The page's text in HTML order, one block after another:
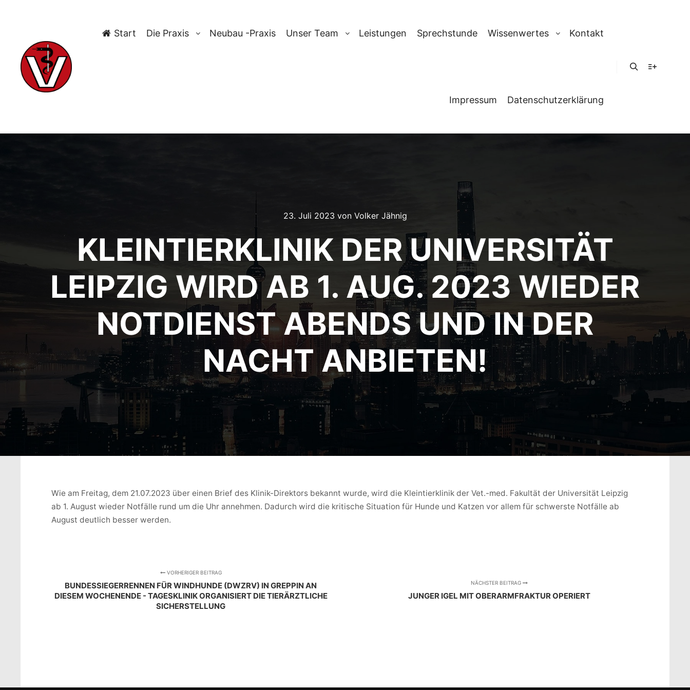
Start Die Praxis Neubau -Praxis Unser Team Leistungen Sprechstunde Wissenwertes Kontakt
Impressum Datenschutzerklärung
23. Juli 2023 von Volker Jähnig
KLEINTIERKLINIK DER UNIVERSITÄT
LEIPZIG WIRD AB 1. AUG. 2023 WIEDER
NOTDIENST ABENDS UND IN DER
NACHT ANBIETEN!
Wie am Freitag, dem 21.07.2023 über einen Brief des Klinik-Direktors bekannt wurde, wird die Kleintierklinik der Vet.-med. Fakultät der Universität Leipzig
ab 1. August wieder Notfälle rund um die Uhr annehmen. Dadurch wird die kritische Situation für Hunde und Katzen vor allem für schwerste Notfälle ab
August deutlich besser werden.
VORHERIGER BEITRAG
BUNDESSIEGERRENNEN FÜR WINDHUNDE (DWZRV) IN GREPPIN AN
DIESEM WOCHENENDE - TAGESKLINIK ORGANISIERT DIE TIERÄRZTLICHE
SICHERSTELLUNG
NÄCHSTER BEITRAG
JUNGER IGEL MIT OBERARMFRAKTUR OPERIERT